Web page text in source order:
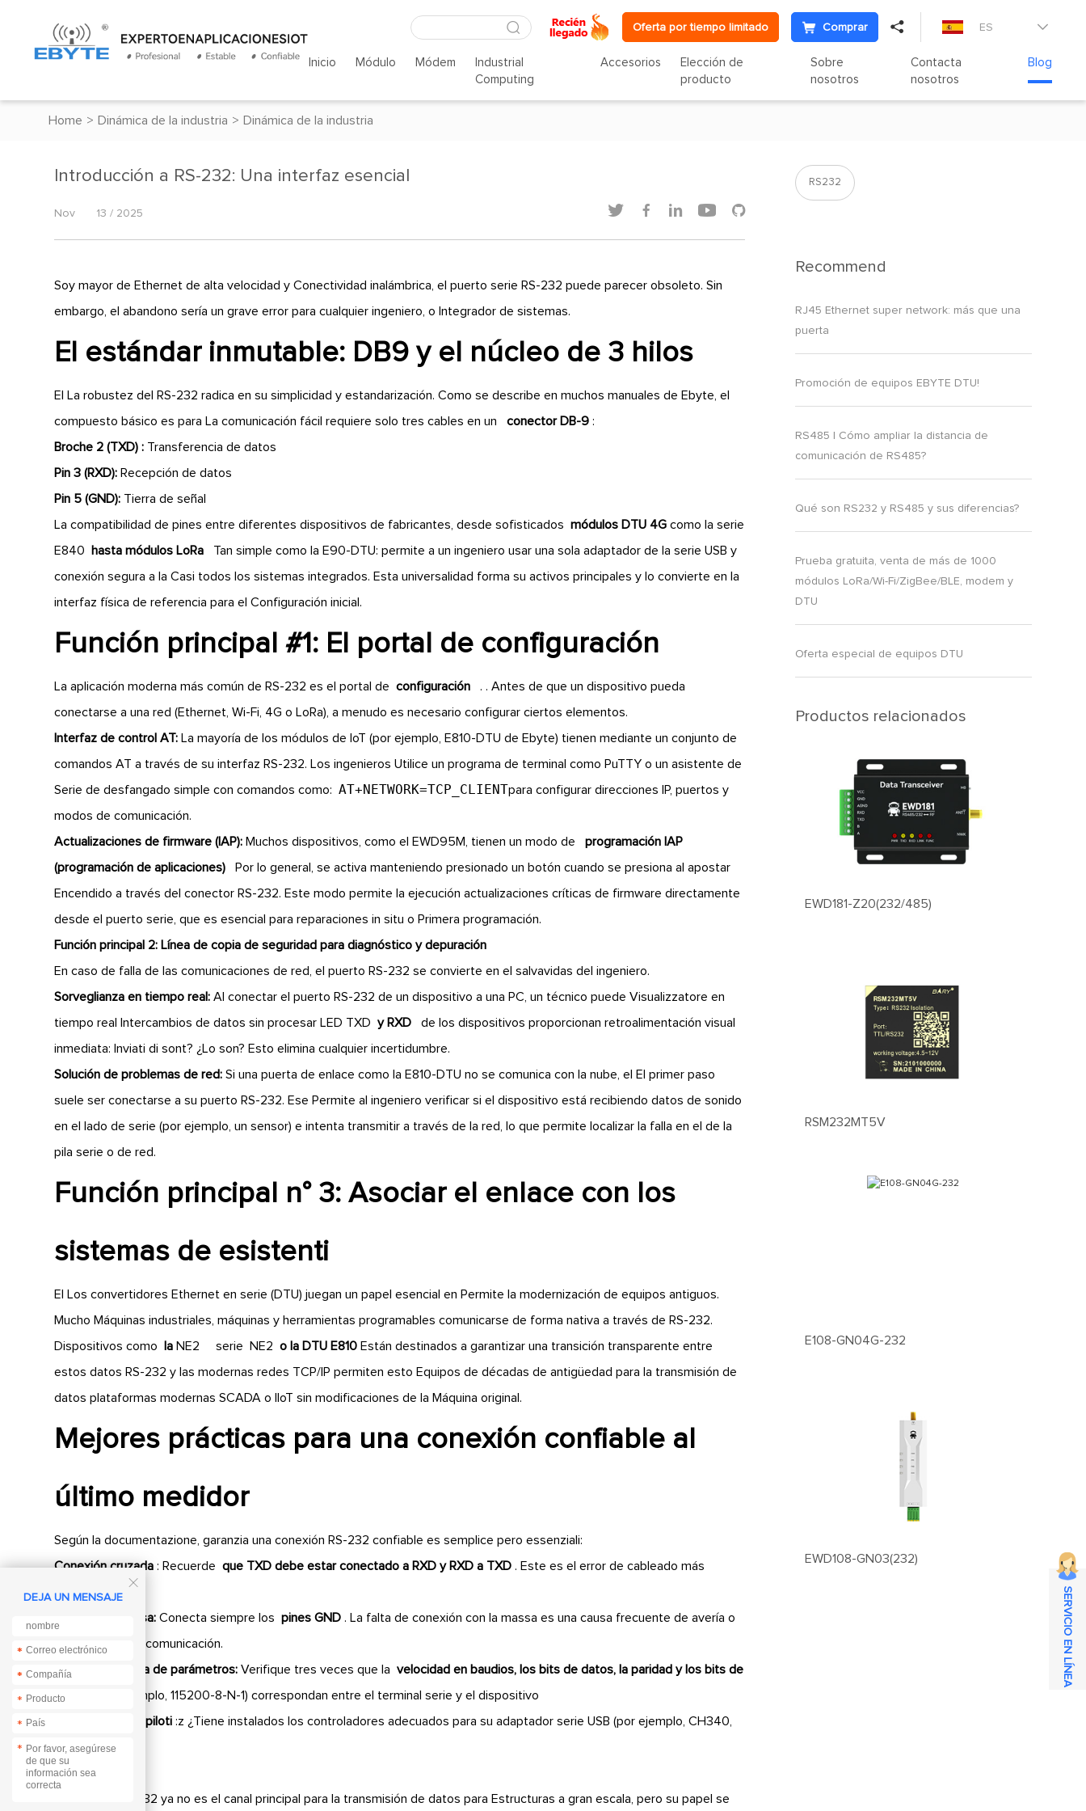
Oferta por tiempo limitado Comprar  ES 
Inicio Módulo Módem
Industrial
Computing
Accesorios
Elección de
producto
Sobre
nosotros
Contacta
nosotros
Blog
Home > Dinámica de la industria > Dinámica de la industria
Introducción a RS-232: Una interfaz esencial
Nov 13 / 2025     
Soymayor de Ethernet de alta velocidad y Conectividad inalámbrica, el puerto serie RS-232 puede parecer obsoleto. Sin
embargo, el abandono sería un grave error para cualquier ingeniero, o Integrador de sistemas.
El estándar inmutable: DB9 y el núcleo de 3 hilos
El La robustez del RS-232 radica en su simplicidad y estandarización. Como se describe en muchos manuales de Ebyte, el
compuesto básico es para La comunicación fácil requiere solo tres cables en un
conector DB-9:
Broche 2 (TXD) : Transferencia de datos
Pin 3 (RXD): Recepción de datos
Pin 5 (GND): Tierra de señal
La compatibilidad de pines entre diferentes dispositivos de fabricantes, desde sofisticadosmódulos DTU 4Gcomo la serie
E840
hasta módulos LoRa
Tan simple como la E90-DTU: permite a un ingeniero usar una sola adaptador de la serie USB y
conexión segura a la Casi todos los sistemas integrados. Esta universalidad forma su activos principales y lo convierte en la
interfaz física de referencia para el Configuración inicial.
Función principal #1: El portal de configuración
La aplicación moderna más común de RS-232 es el portal deconfiguración
. . Antes de que un dispositivo pueda
conectarse a una red (Ethernet, Wi-Fi, 4G o LoRa), a menudo es necesario configurar ciertos elementos.
Interfaz de control AT: La mayoría de los módulos de IoT (por ejemplo, E810-DTU de Ebyte) tienen mediante un conjunto de
comandos AT a través de su interfaz RS-232. Los ingenieros Utilice un programa de terminal como PuTTY o un asistente de
Serie de desfangado simple con comandos como:AT+NETWORK=TCP_CLIENTpara configurar direcciones IP, puertos y
modos de comunicación.
Actualizaciones de firmware (IAP): Muchos dispositivos, como el EWD95M, tienen un modo de
programación IAP
(programación de aplicaciones)
Por lo general, se activa manteniendo presionado un botón cuando se presiona al apostar
Encendido a través del conector RS-232. Este modo permite la ejecución actualizaciones críticas de firmware directamente
desde el puerto serie, que es esencial para reparaciones in situ o Primera programación.
Función principal 2: Línea de copia de seguridad para diagnóstico y depuración
En caso de falla de las comunicaciones de red, el puerto RS-232 se convierte en el salvavidas del ingeniero.
Sorveglianza en tiempo real:Al conectar el puerto RS-232 de un dispositivo a una PC, un técnico puede Visualizzatore en
tiempo real Intercambios de datos sin procesar LED TXDy RXD
de los dispositivos proporcionan retroalimentación visual
inmediata: Inviati di sont? ¿Lo son? Esto elimina cualquier incertidumbre.
Solución de problemas de red:Si una puerta de enlace como la E810-DTU no se comunica con la nube, el El primer paso
suele ser conectarse a su puerto RS-232. Ese Permite al ingeniero verificar si el dispositivo está recibiendo datos de sonido
en el lado de serie (por ejemplo, un sensor) e intenta transmitir a través de la red, lo que permite localizar la falla en el de la
pila serie o de red.
Función principal n° 3: Asociar el enlace con los
sistemas de esistenti
El Los convertidores Ethernet en serie (DTU) juegan un papel esencial en Permite la modernización de equipos antiguos.
Mucho Máquinas industriales, máquinas y herramientas programables comunicarse de forma nativa a través de RS-232.
Dispositivos como
la NE2 serie NE2o la DTU E810 Están destinados a garantizar una transición transparente entre
estos datos RS-232 y las modernas redes TCP/IP permiten esto Equipos de décadas de antigüedad para la transmisión de
datos plataformas modernas SCADA o IIoT sin modificaciones de la Máquina original.
Mejores prácticas para una conexión confiable al
último medidor
Según la documentazione, garanzia una conexión RS-232 confiable es semplice pero essenziali:
Conexión cruzada: Recuerdeque TXD debe estar conectado a RXD y RXD a TXD . Este es el error de cableado más
común.
Comune di massa:Conecta siempre lospines GND . La falta de conexión con la massa es una causa frecuente de avería o
corruzione de la comunicación.
Correspondencia de parámetros:Verifique tres veces que lavelocidad en baudios, los bits de datos, la paridad y los bits de
parada
(por ejemplo, 115200-8-N-1) correspondan entre el terminal serie y el dispositivo
Installazione dei piloti:z ¿Tiene instalados los controladores adecuados para su adaptador serie USB (por ejemplo, CH340,
CP2102)?
La interfaz RS-232 ya no es el canal principal para la transmisión de datos para Estructuras a gran escala, pero su papel se
RS232
Recommend
RJ45 Ethernet super network: más que una
puerta
Promoción de equipos EBYTE DTU!
RS485 | Cómo ampliar la distancia de
comunicación de RS485?
Qué son RS232 y RS485 y sus diferencias?
Prueba gratuita, venta de más de 1000
módulos LoRa/Wi-Fi/ZigBee/BLE, modem y
DTU
Oferta especial de equipos DTU
Productos relacionados
EWD181-Z20(232/485)
RSM232MT5V
E108-GN04G-232
EWD108-GN03(232)

DEJA UN MENSAJE
*
*
*
*
*
*
*
SERVICIO EN LÍNEA